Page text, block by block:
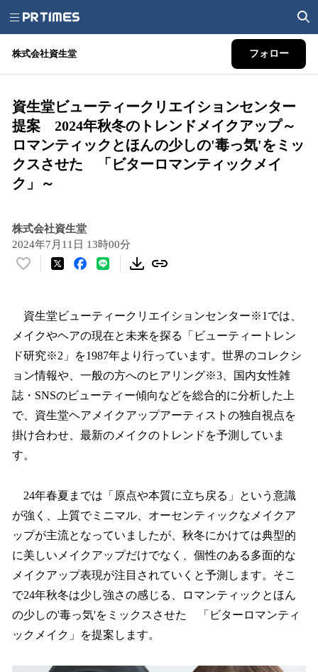
株式会社資生堂 フォロー
資生堂ビューティークリエイションセンター
提案 2024年秋冬のトレンドメイクアップ～
ロマンティックとほんの少しの'毒っ気'をミッ
クスさせた 「ビターロマンティックメイ
ク」～
株式会社資生堂
2024年7月11日 13時00分
い
！
数
を
読
み
込
中
で
資生堂ビューティークリエイションセンター※1では、
メイクやヘアの現在と未来を探る「ビューティートレン
ド研究※2」を1987年より行っています。世界のコレクシ
ョン情報や、一般の方へのヒアリング※3、国内女性雑
誌・SNSのビューティー傾向などを総合的に分析した上
で、資生堂ヘアメイクアップアーティストの独自視点を
掛け合わせ、最新のメイクのトレンドを予測していま
す。
24年春夏までは「原点や本質に立ち戻る」という意識
が強く、上質でミニマル、オーセンティックなメイクア
ップが主流となっていましたが、秋冬にかけては典型的
に美しいメイクアップだけでなく、個性のある多面的な
メイクアップ表現が注目されていくと予測します。そこ
で24年秋冬は少し強さの感じる、ロマンティックとほん
の少しの'毒っ気'をミックスさせた 「ビターロマンティ
ックメイク」を提案します。